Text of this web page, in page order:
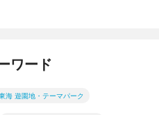
ワード
海 遊園地・テーマパーク